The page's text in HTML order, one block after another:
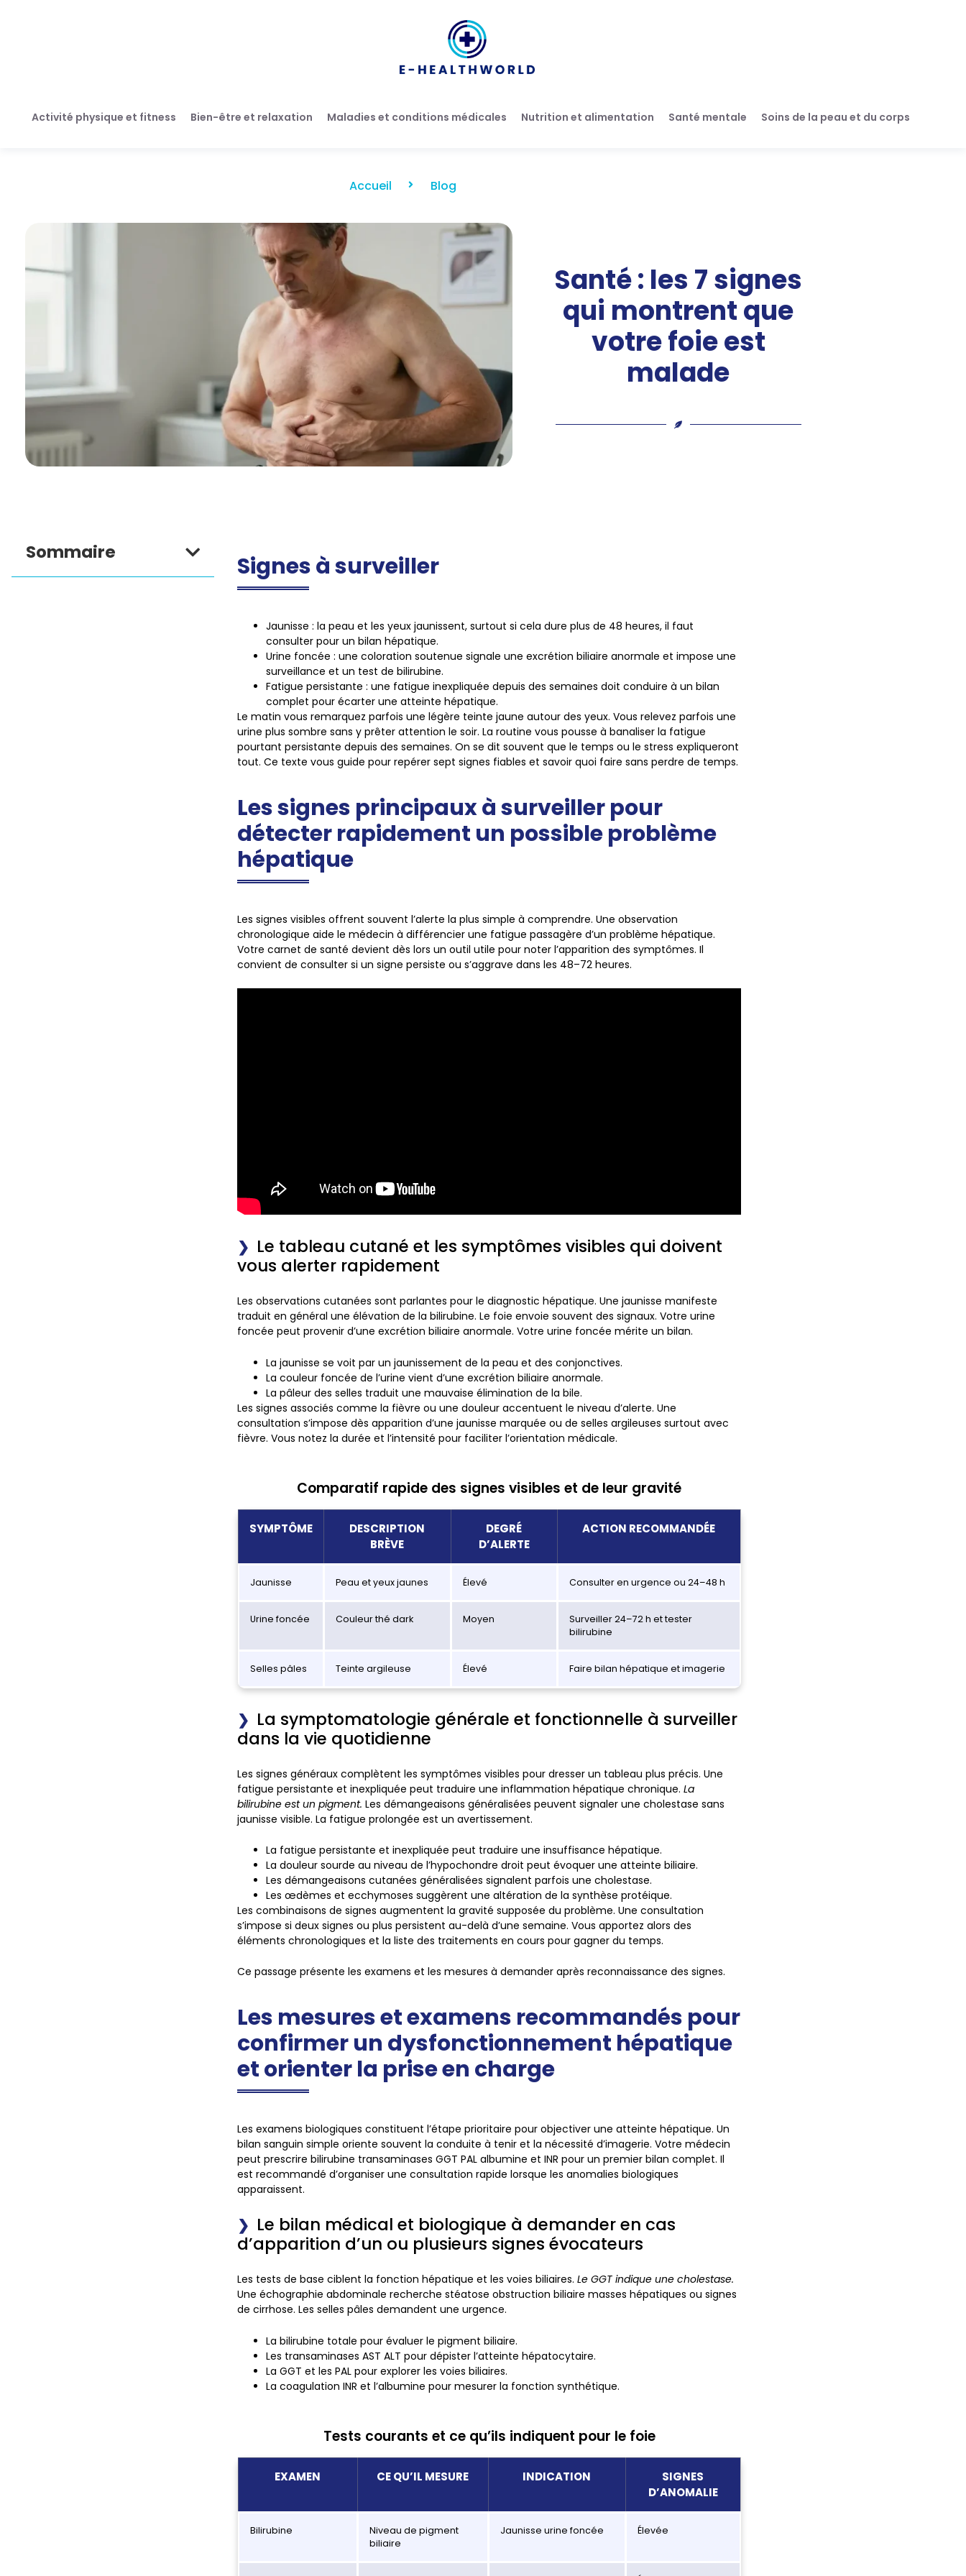
Activité physique et fitness Bien-être et relaxation Maladies et conditions médicales Nutrition et alimentation Santé mentale Soins de la peau et du corps
Accueil Blog
Santé : les 7 signes
qui montrent que
votre foie est
malade
Sommaire Signes à surveiller
Jaunisse : la peau et les yeux jaunissent, surtout si cela dure plus de 48 heures, il faut
consulter pour un bilan hépatique.
Urine foncée : une coloration soutenue signale une excrétion biliaire anormale et impose une
surveillance et un test de bilirubine.
Fatigue persistante : une fatigue inexpliquée depuis des semaines doit conduire à un bilan
complet pour écarter une atteinte hépatique.
Le matin vous remarquez parfois une légère teinte jaune autour des yeux. Vous relevez parfois une
urine plus sombre sans y prêter attention le soir. La routine vous pousse à banaliser la fatigue
pourtant persistante depuis des semaines. On se dit souvent que le temps ou le stress expliqueront
tout. Ce texte vous guide pour repérer sept signes fiables et savoir quoi faire sans perdre de temps.
Les signes principaux à surveiller pour
détecter rapidement un possible problème
hépatique
Les signes visibles offrent souvent l’alerte la plus simple à comprendre. Une observation
chronologique aide le médecin à différencier une fatigue passagère d’un problème hépatique.
Votre carnet de santé devient dès lors un outil utile pour noter l’apparition des symptômes. Il
convient de consulter si un signe persiste ou s’aggrave dans les 48–72 heures.
Le tableau cutané et les symptômes visibles qui doivent
vous alerter rapidement
Les observations cutanées sont parlantes pour le diagnostic hépatique. Une jaunisse manifeste
traduit en général une élévation de la bilirubine.Le foie envoie souvent des signaux. Votre urine
foncée peut provenir d’une excrétion biliaire anormale.Votre urine foncée mérite un bilan.
La jaunisse se voit par un jaunissement de la peau et des conjonctives.
La couleur foncée de l’urine vient d’une excrétion biliaire anormale.
La pâleur des selles traduit une mauvaise élimination de la bile.
Les signes associés comme la fièvre ou une douleur accentuent le niveau d’alerte. Une
consultation s’impose dès apparition d’une jaunisse marquée ou de selles argileuses surtout avec
fièvre. Vous notez la durée et l’intensité pour faciliter l’orientation médicale.
Comparatif rapide des signes visibles et de leur gravité
SYMPTÔME
DESCRIPTION
BRÈVE
DEGRÉ
D’ALERTE
ACTION RECOMMANDÉE
Jaunisse Peau et yeux jaunes Élevé Consulter en urgence ou 24–48 h
Urine foncée Couleur thé dark Moyen
Surveiller 24–72 h et tester
bilirubine
Selles pâles Teinte argileuse Élevé Faire bilan hépatique et imagerie
La symptomatologie générale et fonctionnelle à surveiller
dans la vie quotidienne
Les signes généraux complètent les symptômes visibles pour dresser un tableau plus précis. Une
fatigue persistante et inexpliquée peut traduire une inflammation hépatique chronique.La
bilirubine est un pigment. Les démangeaisons généralisées peuvent signaler une cholestase sans
jaunisse visible.La fatigue prolongée est un avertissement.
La fatigue persistante et inexpliquée peut traduire une insuffisance hépatique.
La douleur sourde au niveau de l’hypochondre droit peut évoquer une atteinte biliaire.
Les démangeaisons cutanées généralisées signalent parfois une cholestase.
Les œdèmes et ecchymoses suggèrent une altération de la synthèse protéique.
Les combinaisons de signes augmentent la gravité supposée du problème. Une consultation
s’impose si deux signes ou plus persistent au-delà d’une semaine. Vous apportez alors des
éléments chronologiques et la liste des traitements en cours pour gagner du temps.
Ce passage présente les examens et les mesures à demander après reconnaissance des signes.
Les mesures et examens recommandés pour
confirmer un dysfonctionnement hépatique
et orienter la prise en charge
Les examens biologiques constituent l’étape prioritaire pour objectiver une atteinte hépatique. Un
bilan sanguin simple oriente souvent la conduite à tenir et la nécessité d’imagerie. Votre médecin
peut prescrire bilirubine transaminases GGT PAL albumine et INR pour un premier bilan complet. Il
est recommandé d’organiser une consultation rapide lorsque les anomalies biologiques
apparaissent.
Le bilan médical et biologique à demander en cas
d’apparition d’un ou plusieurs signes évocateurs
Les tests de base ciblent la fonction hépatique et les voies biliaires.Le GGT indique une cholestase.
Une échographie abdominale recherche stéatose obstruction biliaire masses hépatiques ou signes
de cirrhose.Les selles pâles demandent une urgence.
La bilirubine totale pour évaluer le pigment biliaire.
Les transaminases AST ALT pour dépister l’atteinte hépatocytaire.
La GGT et les PAL pour explorer les voies biliaires.
La coagulation INR et l’albumine pour mesurer la fonction synthétique.
Tests courants et ce qu’ils indiquent pour le foie
EXAMEN CE QU’IL MESURE INDICATION
SIGNES
D’ANOMALIE
Bilirubine
Niveau de pigment
biliaire
Jaunisse urine foncée Élevée